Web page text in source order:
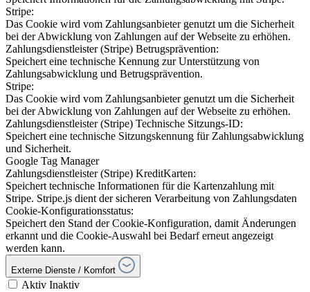
Stripe:
Das Cookie wird vom Zahlungsanbieter genutzt um die Sicherheit
bei der Abwicklung von Zahlungen auf der Webseite zu erhöhen.
Zahlungsdienstleister (Stripe) Betrugsprävention:
Speichert eine technische Kennung zur Unterstützung von
Zahlungsabwicklung und Betrugsprävention.
Stripe:
Das Cookie wird vom Zahlungsanbieter genutzt um die Sicherheit
bei der Abwicklung von Zahlungen auf der Webseite zu erhöhen.
Zahlungsdienstleister (Stripe) Technische Sitzungs-ID:
Speichert eine technische Sitzungskennung für Zahlungsabwicklung
und Sicherheit.
Google Tag Manager
Zahlungsdienstleister (Stripe) KreditKarten:
Speichert technische Informationen für die Kartenzahlung mit
Stripe. Stripe.js dient der sicheren Verarbeitung von Zahlungsdaten
Cookie-Konfigurationsstatus:
Speichert den Stand der Cookie-Konfiguration, damit Änderungen
erkannt und die Cookie-Auswahl bei Bedarf erneut angezeigt
werden kann.
Externe Dienste / Komfort
Aktiv Inaktiv